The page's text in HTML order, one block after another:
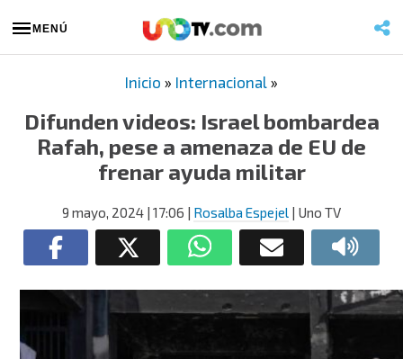
MENÚ
Inicio » Internacional »
Difunden videos: Israel bombardea
Rafah, pese a amenaza de EU de
frenar ayuda militar
9 mayo, 2024 | 17:06 | Rosalba Espejel | Uno TV